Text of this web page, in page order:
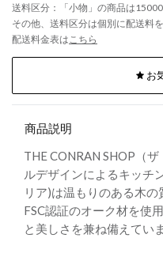
送料区分：「小物」の商品は
その他、送料区分は個別に配送料
配送料金表は こちら
お
商品説明
THE CONRAN SHOP（
ルデザインによるキッチ
リア)は温もりのある木の
FSC認証のオーク材を使
と美しさを兼ね備えていま